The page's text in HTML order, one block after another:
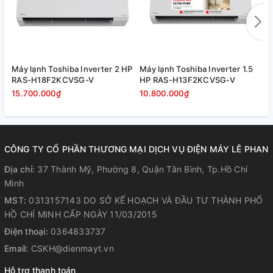
Máy lạnh Toshiba Inverter 2 HP
RAS-H18F2KCVSG-V
15.700.000₫
Máy lạnh Toshiba Inverter 1.5
HP RAS-H13F2KCVSG-V
10.800.000₫
CÔNG TY CỔ PHẦN THƯƠNG MẠI DỊCH VỤ ĐIỆN MÁY LÊ PHAN
Địa chỉ: 37 Thành Mỹ, Phường 8, Quận Tân Bình, Tp.Hồ Chí
Minh
MST: 0313157143 DO SỞ KẾ HOẠCH VÀ ĐẦU TƯ THÀNH PHỐ
HỒ CHÍ MINH CẤP NGÀY 11/03/2015
Điện thoại: 0364833737
Email: CSKH@dienmayt.vn
Hỗ trợ thanh toán